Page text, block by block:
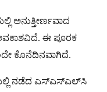
ಅನುತ್ತೀರ್ಣವಾದ
ಈ ಪೂರಕ
ಕೊನೆದಿನವಾಗಿದೆ.
ನಡೆದ ಎಸ್‌ಎಸ್‌ಎಲ್‌ಸಿ